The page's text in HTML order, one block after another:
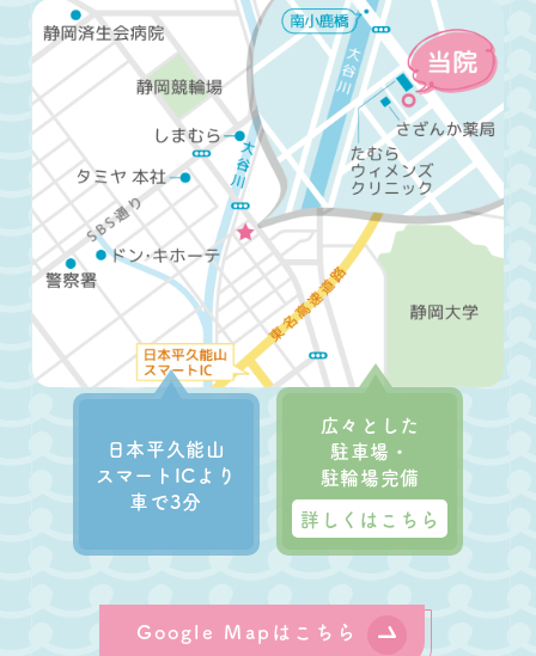
日本平久能山
スマートICより
車で3分
広々とした
駐車場・
駐輪場完備
詳しくはこちら
Google Mapはこちら